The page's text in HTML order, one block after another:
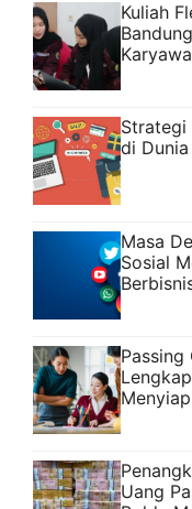
Kuliah
Strategi
di
Masa
Sosial
Passing
Uang